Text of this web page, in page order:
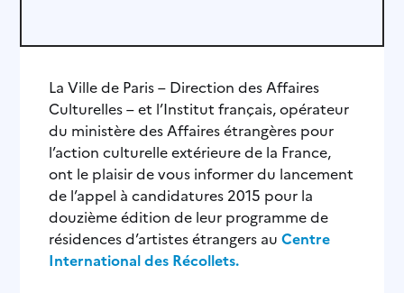
La Ville de Paris – Direction des Affaires
Culturelles – et l’Institut français, opérateur
du ministère des Affaires étrangères pour
l’action culturelle extérieure de la France,
ont le plaisir de vous informer du lancement
de l’appel à candidatures 2015 pour la
douzième édition de leur programme de
résidences d’artistes étrangers au Centre
International des Récollets.